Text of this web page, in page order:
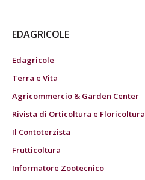
EDAGRICOLE
Edagricole
Terra e Vita
Agricommercio & Garden Center
Rivista di Orticoltura e Floricoltura
Il Contoterzista
Frutticoltura
Informatore Zootecnico